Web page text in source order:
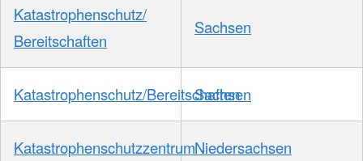
Katastrophenschutz/
Bereitschaften
Sachsen
Katastrophenschutz/Bereitschaften
Sachsen
KatastrophenschutzzentrumNiedersachsen